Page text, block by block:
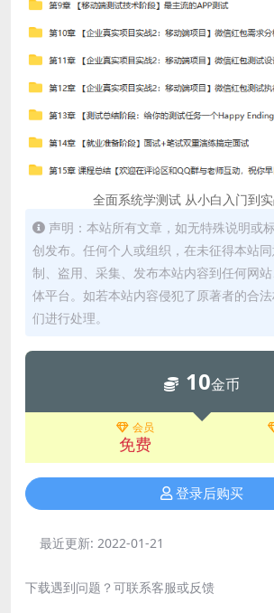
全面系统学测试 从小白入门到
声明：本站所有文章，如无特殊说明或
创发布。任何个人或组织，在未征得本站
制、盗用、采集、发布本站内容到任何网
体平台。如若本站内容侵犯了原著者的合
们进行处理。
10金币
会员
免费
登录后购买
最近更新: 2022-01-21
下载遇到问题？可联系客服或反馈